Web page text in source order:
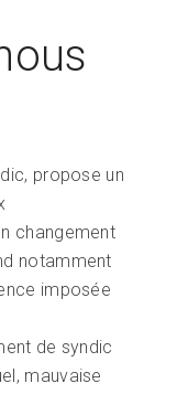
propose un
changement
notamment
imposée
de syndic
mauvaise